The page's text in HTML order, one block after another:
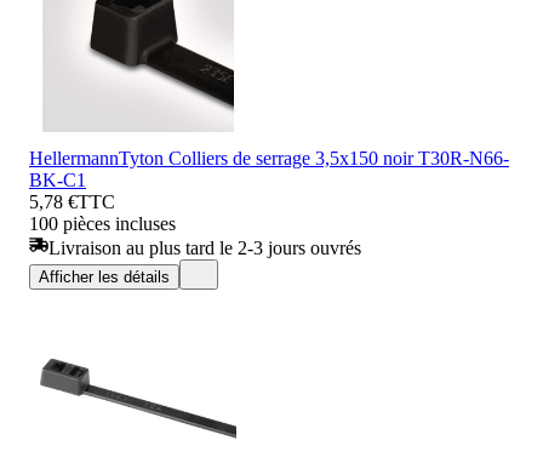
HellermannTyton Colliers de serrage 3,5x150 noir T30R-N66-
BK-C1
5,78 €TTC
100 pièces incluses
Livraison au plus tard le 2-3 jours ouvrés
Afficher les détails